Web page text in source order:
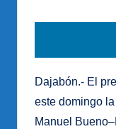
Dajabón.- El
este domingo
Manuel